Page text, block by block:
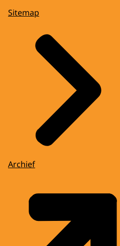
Sitemap
Archief